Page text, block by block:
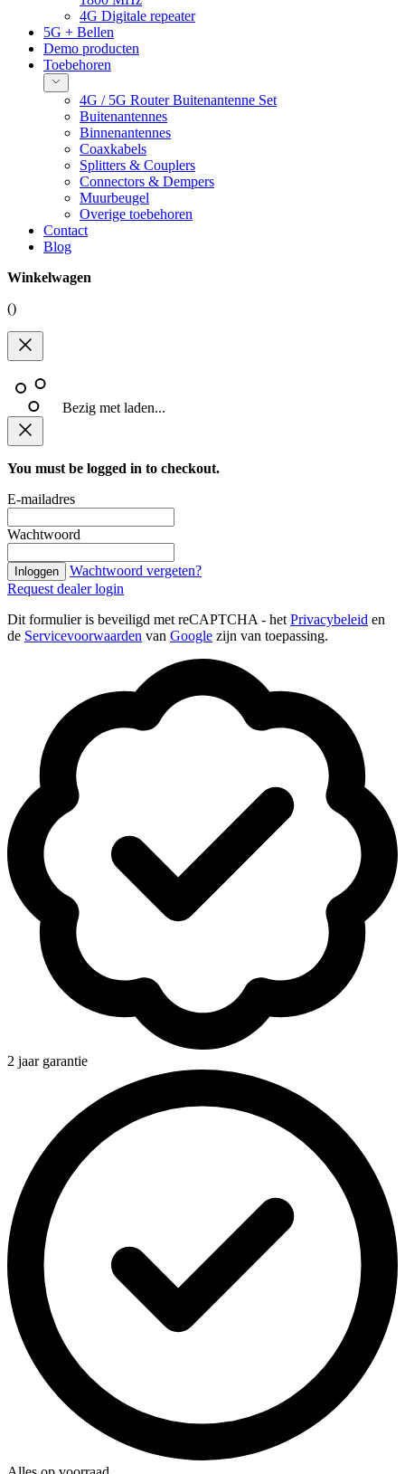
4G Digitale repeater
5G + Bellen
Demo producten
Toebehoren
4G / 5G Router Buitenantenne Set
Buitenantennes
Binnenantennes
Coaxkabels
Splitters & Couplers
Connectors & Dempers
Muurbeugel
Overige toebehoren
Contact
Blog
Winkelwagen
()
Bezig met laden...
You must be logged in to checkout.
E-mailadres
Wachtwoord
Inloggen
Wachtwoord vergeten?
Request dealer login
Dit formulier is beveiligd met reCAPTCHA - het Privacybeleid en
de Servicevoorwaarden van Google zijn van toepassing.
2 jaar garantie